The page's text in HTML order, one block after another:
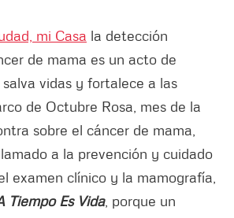
mi Casa la detección
de mama es un acto de
vidas y fortalece a las
de Octubre Rosa, mes de la
sobre el cáncer de mama,
a la prevención y cuidado
examen clínico y la mamografía,
Tiempo Es Vida, porque un